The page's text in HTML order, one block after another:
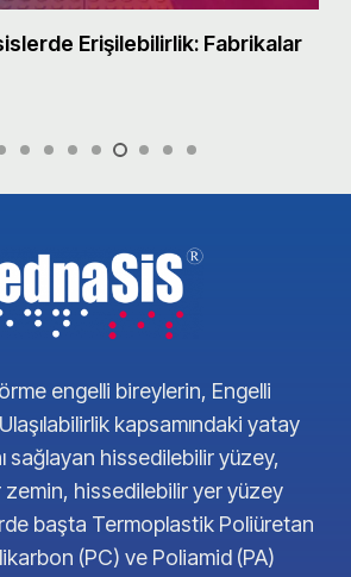
Erişilebilirlik: Fabrikalar
engelli bireylerin, Engelli
kapsamındaki yatay
sağlayan hissedilebilir yüzey,
zemin, hissedilebilir yer yüzey
başta Termoplastik Poliüretan
(PC) ve Poliamid (PA)